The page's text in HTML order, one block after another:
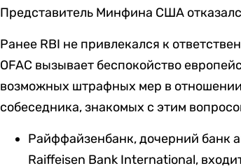
Представитель Минфина США
Ранее RBI не привлекался к
OFAC вызывает беспокойство
возможных штрафных мер в
собеседника, знакомых с этим
Райффайзенбанк, дочерний банк
Raiffeisen Bank International,